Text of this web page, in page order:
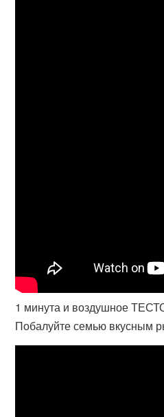
1 минута и воздушное
Побалуйте семью вкусным